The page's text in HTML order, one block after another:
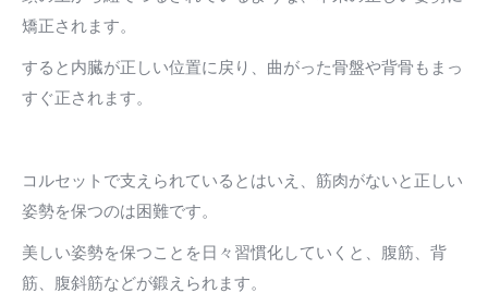
矯正されます。
すると内臓が正しい位置に戻り、曲がった骨盤や背骨もまっ
すぐ正されます。
コルセットで支えられているとはいえ、筋肉がないと正しい
姿勢を保つのは困難です。
美しい姿勢を保つことを日々習慣化していくと、腹筋、背
筋、腹斜筋などが鍛えられます。